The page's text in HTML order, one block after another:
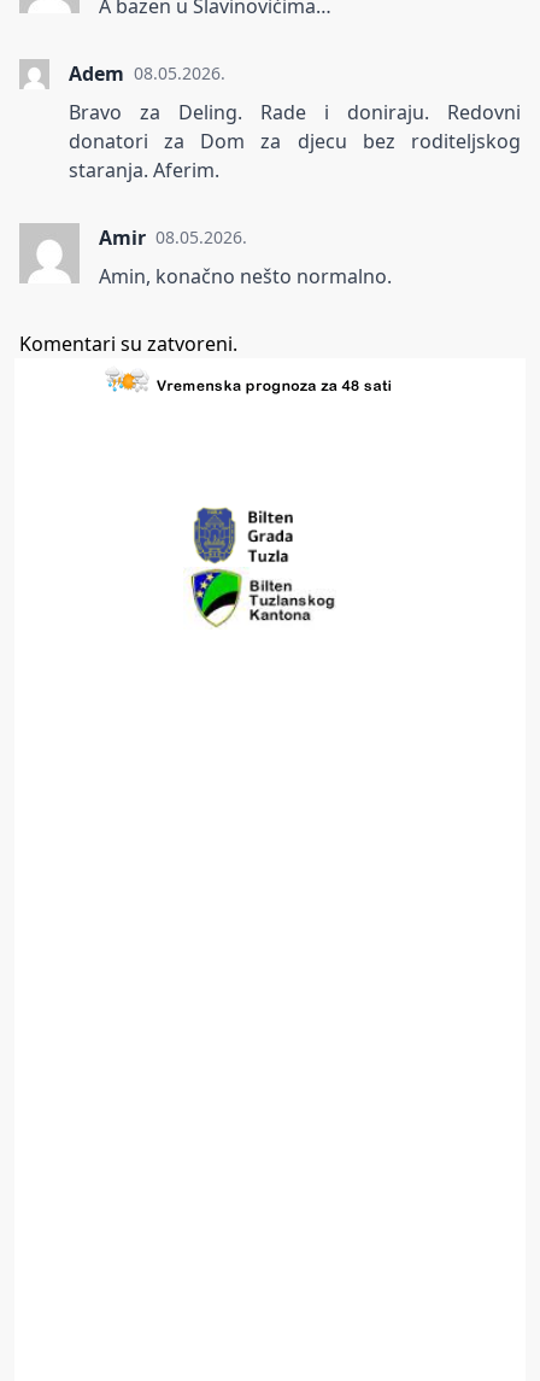
A bazen u Slavinovićima…
Adem 08.05.2026.
Bravo za Deling. Rade i doniraju. Redovni
donatori za Dom za djecu bez roditeljskog
staranja. Aferim.
Amir 08.05.2026.
Amin, konačno nešto normalno.
Komentari su zatvoreni.